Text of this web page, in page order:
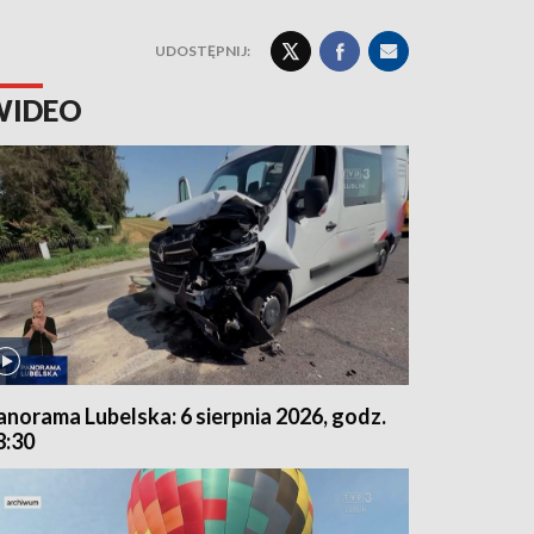
UDOSTĘPNIJ:
Lubelska: 6 sierpnia 2026, godz.